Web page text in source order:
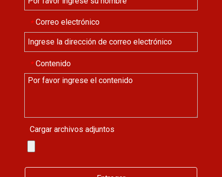
* Correo electrónico
* Contenido
Cargar archivos adjuntos